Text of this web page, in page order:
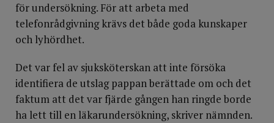
för undersökning. För att arbeta med
telefonrådgivning krävs det både goda kunskaper
och lyhördhet.
Det var fel av sjuksköterskan att inte försöka
identifiera de utslag pappan berättade om och det
faktum att det var fjärde gången han ringde borde
ha lett till en läkarundersökning, skriver nämnden.